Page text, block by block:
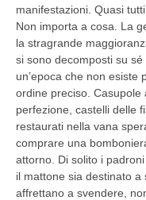
manifestazioni. Quasi
Non importa a cosa. La
la stragrande
si sono decomposti su
un’epoca che non esiste
ordine preciso. Casupole
perfezione, castelli delle
restaurati nella vana
comprare una
attorno. Di solito i
il mattone sia destinato
affrettano a svendere,